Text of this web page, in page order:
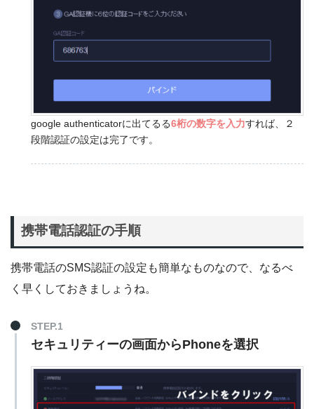
google authenticatorに出てるる6桁の数字を入力すれば、２
段階認証の設定は完了です。
携帯電話認証の手順
携帯電話のSMS認証の設定も簡単なものなので、なるべ
く早くしておきましょうね。
STEP.1
セキュリティーの画面からPhoneを選択